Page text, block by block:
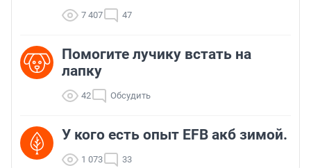
7 407 47
Помогите лучику встать на
лапку
42 Обсудить
У кого есть опыт EFB акб зимой.
1 073 33